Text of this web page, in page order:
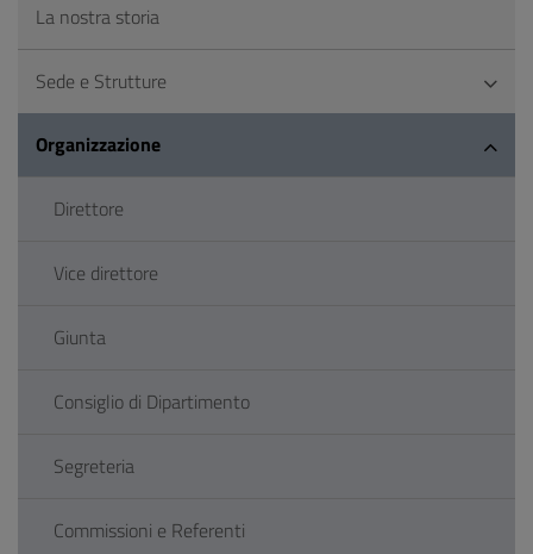
La nostra storia
Sede e Strutture
Organizzazione
Direttore
Vice direttore
Giunta
Consiglio di Dipartimento
Segreteria
Commissioni e Referenti